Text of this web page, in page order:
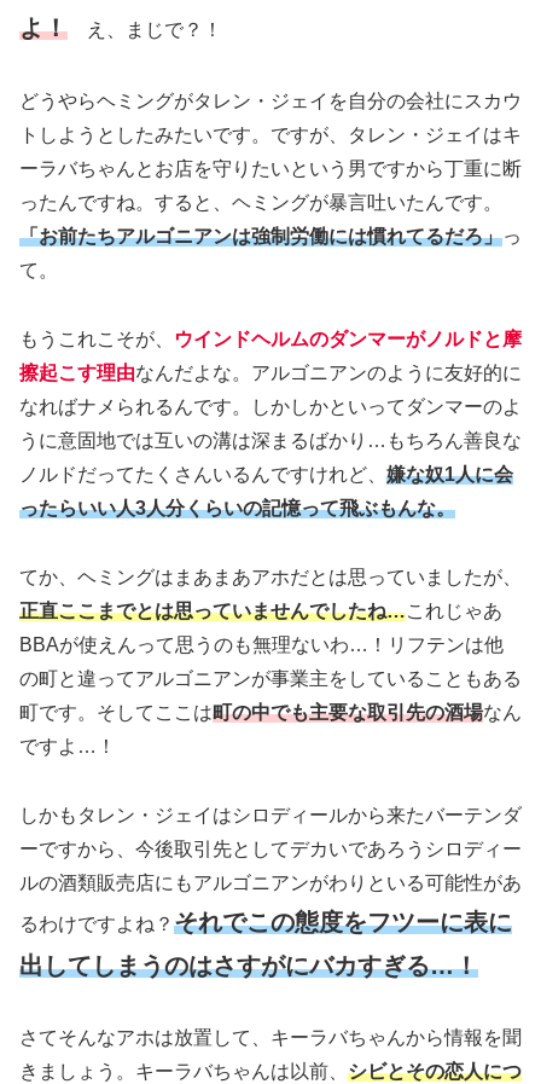
よ！ え、まじで？！
どうやらヘミングがタレン・ジェイを自分の会社にスカウ
トしようとしたみたいです。ですが、タレン・ジェイはキ
ーラバちゃんとお店を守りたいという男ですから丁重に断
ったんですね。すると、ヘミングが暴言吐いたんです。
「お前たちアルゴニアンは強制労働には慣れてるだろ」っ
て。
もうこれこそが、
ウインドヘルムのダンマーがノルドと摩
擦起こす理由なんだよな。アルゴニアンのように友好的に
なればナメられるんです。しかしかといってダンマーのよ
うに意固地では互いの溝は深まるばかり…もちろん善良な
ノルドだってたくさんいるんですけれど、 嫌な奴1人に会
ったらいい人3人分くらいの記憶って飛ぶもんな。
てか、ヘミングはまあまあアホだとは思っていましたが、
正直ここまでとは思っていませんでしたね…これじゃあ
BBAが使えんって思うのも無理ないわ…！リフテンは他
の町と違ってアルゴニアンが事業主をしていることもある
町です。そしてここは町の中でも主要な取引先の酒場なん
ですよ…！
しかもタレン・ジェイはシロディールから来たバーテンダ
ーですから、今後取引先としてデカいであろうシロディー
ルの酒類販売店にもアルゴニアンがわりといる可能性があ
るわけですよね？ それでこの態度をフツーに表に
出してしまうのはさすがにバカすぎる…！
さてそんなアホは放置して、キーラバちゃんから情報を聞
きましょう。キーラバちゃんは以前、 シビとその恋人につ